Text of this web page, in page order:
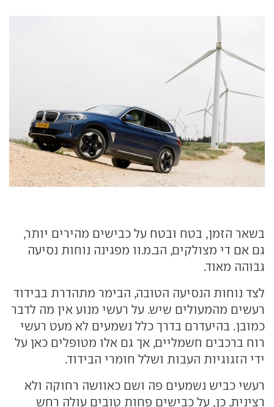
בשאר הזמן, בטח ובטח על כבישים מהירים יותר,
גם אם די מצולקים, הב.מ.וו מפגינה נוחות נסיעה
גבוהה מאוד.
לצד נוחות הנסיעה הטובה, הבימר מתהדרת בבידוד
רעשים מהמעולים שיש. על רעשי מנוע אין מה לדבר
כמובן. בהיעדרם בדרך כלל נשמעים לא מעט רעשי
רוח ברכבים חשמליים, אך גם אלו מטופלים כאן על
ידי הזגוגיות העבות ושלל חומרי הבידוד.
רעשי כביש נשמעים פה ושם כאוושה רחוקה ולא
רצינית. כן, על כבישים פחות טובים עולה רחש